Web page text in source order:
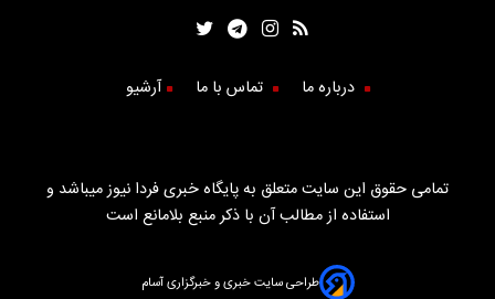
درباره ما تماس با ما آرشیو
تمامی حقوق این سایت متعلق به پایگاه خبری فردا نیوز میباشد و
استفاده از مطالب آن با ذکر منبع بلامانع است
طراحی سایت خبری و خبرگزاری آسام